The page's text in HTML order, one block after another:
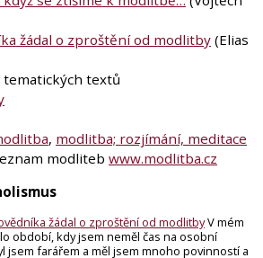
žádal o zproštění od modlitby (Elias
textů
, modlitba; rozjímání, meditace
modliteb www.modlitba.cz
žádal o zproštění od modlitbyV mém
období, kdy jsem neměl čas na osobní
jsem farářem a měl jsem mnoho povinností a